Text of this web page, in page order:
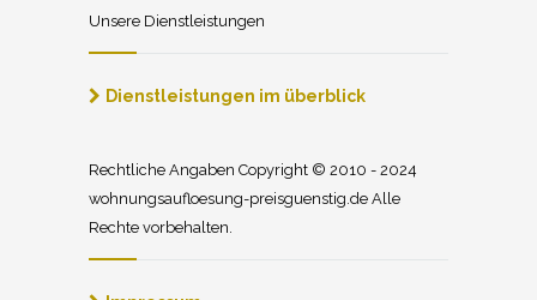
Unsere Dienstleistungen
Dienstleistungen im überblick
Rechtliche Angaben Copyright © 2010 - 2024
wohnungsaufloesung-preisguenstig.de Alle
Rechte vorbehalten.